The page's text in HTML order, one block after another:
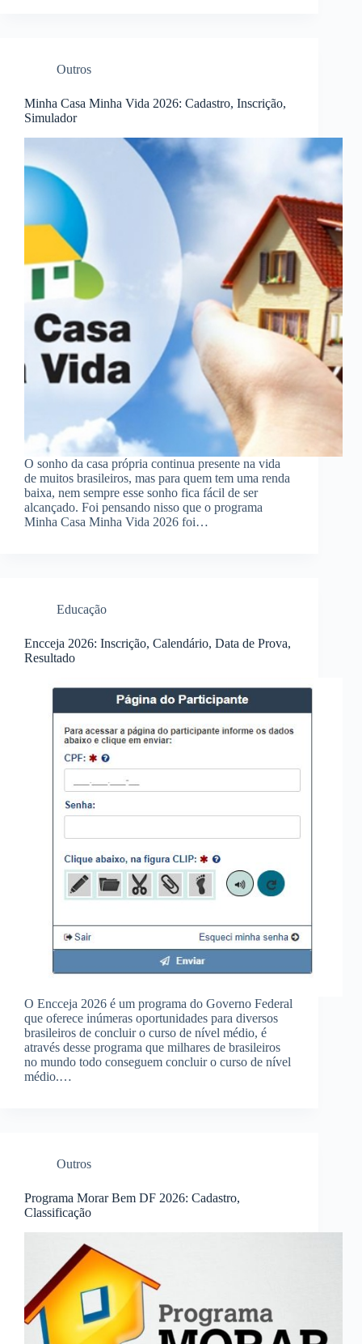
Outros
Minha Casa Minha Vida 2026: Cadastro, Inscrição,
Simulador
O sonho da casa própria continua presente na vida
de muitos brasileiros, mas para quem tem uma renda
baixa, nem sempre esse sonho fica fácil de ser
alcançado. Foi pensando nisso que o programa
Minha Casa Minha Vida 2026 foi…
Educação
Encceja 2026: Inscrição, Calendário, Data de Prova,
Resultado
O Encceja 2026 é um programa do Governo Federal
que oferece inúmeras oportunidades para diversos
brasileiros de concluir o curso de nível médio, é
através desse programa que milhares de brasileiros
no mundo todo conseguem concluir o curso de nível
médio.…
Outros
Programa Morar Bem DF 2026: Cadastro,
Classificação